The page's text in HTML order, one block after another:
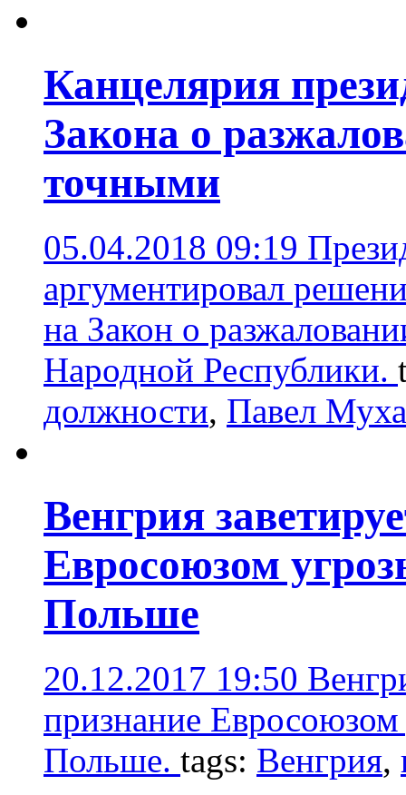
Канцелярия
Закона о
точными
05.04.2018 09:19
аргументировал
на Закон о
Народной Республики.
должности, Павел Муха
Венгрия
Евросоюзом
Польше
20.12.2017 19:50
признание Евросоюзом
Польше. tags: Венгрия,